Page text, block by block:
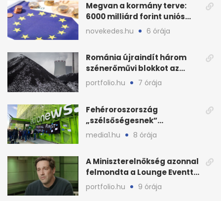
Megvan a kormány terve:
6000 milliárd forint uniós
pénz sorsa
novekedes.hu 6 órája
Románia újraindít három
szénerőművi blokkot az
áramellátás stabilizálására
portfolio.hu 7 órája
Fehéroroszország
„szélsőségesnek”
minősítette az Euronews
media1.hu 8 órája
A Miniszterelnökség azonnal
felmondta a Lounge Eventtel
kötött szerződést
portfolio.hu 9 órája